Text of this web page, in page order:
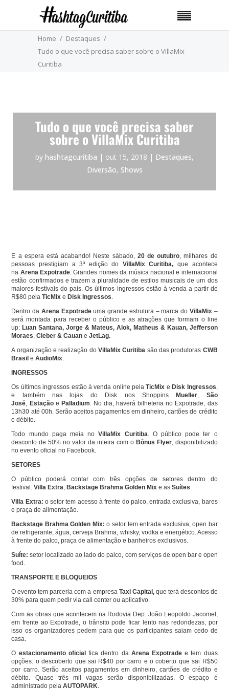
Home
Destaques
Tudo o que você precisa saber sobre o VillaMix
Curitiba
Tudo o que você precisa saber
sobre o VillaMix Curitiba
by hashtagcuritiba | out 15, 2018 | Destaques,
Diversão, Shows
E a espera está acabando! Neste sábado, 20 de outubro, milhares de
pessoas prestigiam a 3ª edição do VillaMix Curitiba, que acontece
na Arena Expotrade. Grandes nomes da música nacional e internacional
estão confirmados e trazem a pluralidade de estilos musicais de um dos
maiores festivais do país. Os últimos ingressos estão à venda a partir de
R$80 pelaTicMixe Disk Ingressos.
Dentro da Arena Expotradeuma grande estrutura – marca do VillaMix–
será montada para receber o público e as atrações que formam o line
up: Luan Santana, Jorge & Mateus, Alok, Matheus & Kauan, Jefferson
Moraes,Cleber & Cauane JetLag.
A organização e realização do VillaMix Curitiba são das produtoras CWB
Brasil eAudioMix.
INGRESSOS
Os últimos ingressos estão à venda online pelaTicMix e Disk Ingressos,
e também nas lojas do Disk nos Shoppins
Mueller, São
José, Estaçãoe Palladium. No dia, haverá bilheteria no Expotrade, das
13h30 até 00h. Serão aceitos pagamentos em dinheiro, cartões de crédito
e débito.
Todo mundo paga meia noVillaMix Curitiba. O público pode ter o
desconto de 50% no valor da inteira com o Bônus Flyer, disponibilizado
no evento oficial no Facebook.
SETORES
O público poderá contar com três opções de setores dentro do
festival:Villa Extra, Backstage Brahma Golden Mix e asSuítes.
Villa Extra: o setor tem acesso à frente do palco, entrada exclusiva, bares
e praça de alimentação.
Backstage Brahma Golden Mix:o setor tem entrada exclusiva, open bar
de refrigerante, água, cerveja Brahma, whisky, vodka e energético. Acesso
à frente do palco, praça de alimentação e banheiros exclusivos.
Suíte: setor localizado ao lado do palco, com serviços de open bar e open
food.
TRANSPORTE E BLOQUEIOS
O evento tem parceria com a empresa Taxi Capital,que terá descontos de
30% para quem pedir via call center ou aplicativo.
Com as obras que acontecem na Rodovia Dep. João Leopoldo Jacomel,
em frente ao Expotrade, o trânsito pode ficar lento nas redondezas, por
isso os organizadores pedem para que os participantes saiam cedo de
casa.
O estacionamento oficial fica dentro da Arena Expotradee tem duas
opções: o descoberto que sai R$40 por carro e o coberto que sai R$50
por carro. Serão aceitos pagamentos em dinheiro, cartões de crédito e
débito. Quase três mil vagas serão disponibilizadas. O espaço é
administrado pelaAUTOPARK.